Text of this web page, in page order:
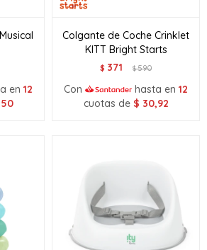
en 12
Colgante de Coche Crinklet
KITT Bright Starts
$ 371 $590
Con hasta en 12
cuotas de $ 30,92